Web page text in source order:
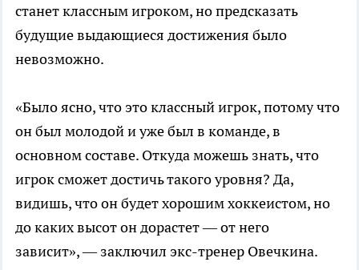
станет классным игроком, но предсказать
будущие выдающиеся достижения было
невозможно.
«Было ясно, что это классный игрок, потому что
он был молодой и уже был в команде, в
основном составе. Откуда можешь знать, что
игрок сможет достичь такого уровня? Да,
видишь, что он будет хорошим хоккеистом, но
до каких высот он дорастет — от него
зависит», — заключил экс-тренер Овечкина.